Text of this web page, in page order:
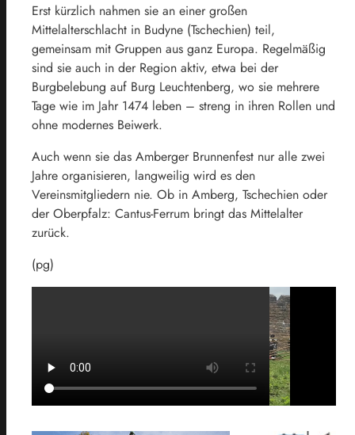
Erst kürzlich nahmen sie an einer großen
Mittelalterschlacht in Budyne (Tschechien) teil,
gemeinsam mit Gruppen aus ganz Europa. Regelmäßig
sind sie auch in der Region aktiv, etwa bei der
Burgbelebung auf Burg Leuchtenberg, wo sie mehrere
Tage wie im Jahr 1474 leben – streng in ihren Rollen und
ohne modernes Beiwerk.
Auch wenn sie das Amberger Brunnenfest nur alle zwei
Jahre organisieren, langweilig wird es den
Vereinsmitgliedern nie. Ob in Amberg, Tschechien oder
der Oberpfalz: Cantus-Ferrum bringt das Mittelalter
zurück.
(pg)